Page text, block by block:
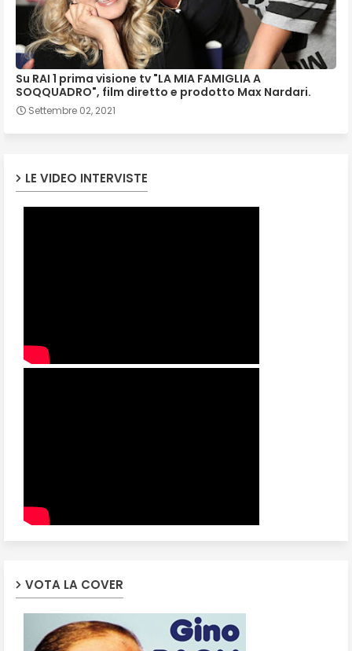
Su RAI 1 prima visione tv "LA MIA FAMIGLIA A
SOQQUADRO", film diretto e prodotto Max Nardari.
Settembre 02, 2021
LE VIDEO INTERVISTE
VOTA LA COVER